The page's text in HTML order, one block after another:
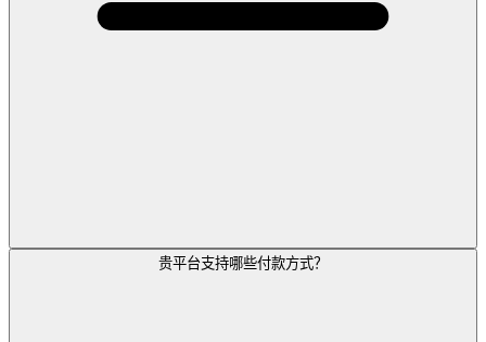
贵平台支持哪些付款方式？